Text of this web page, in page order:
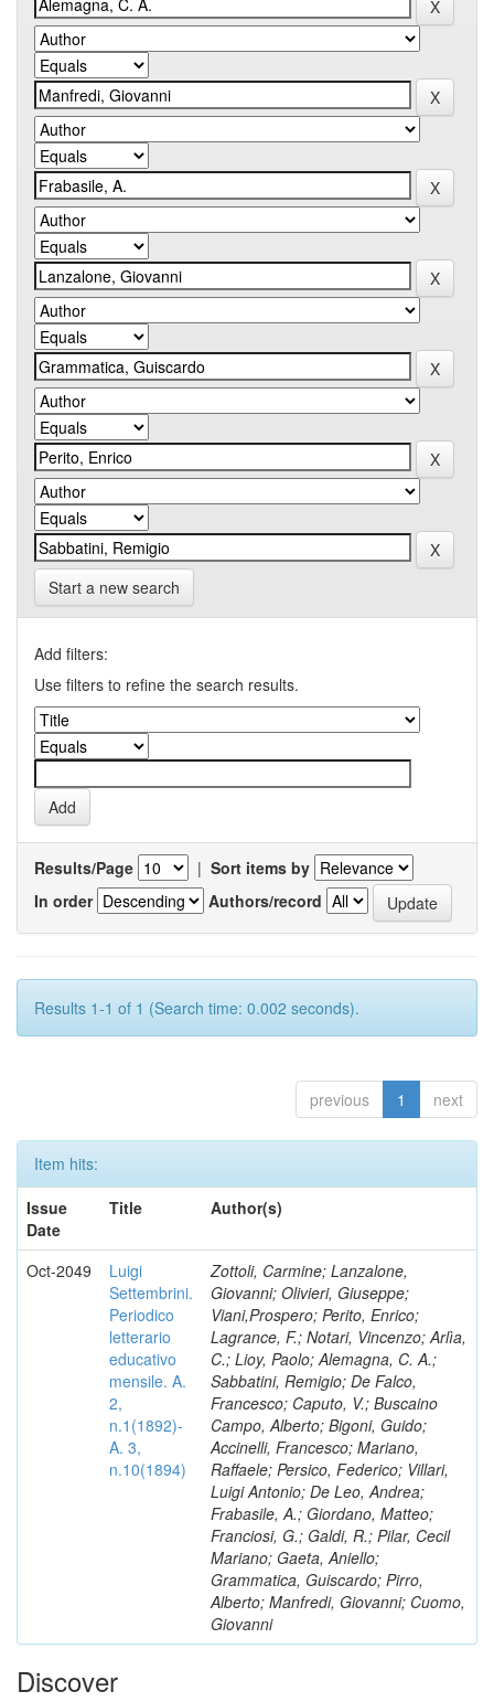
Start a new search
Add filters:
Use filters to refine the search results.
Results/Page | Sort items by
In order
Authors/record
Results 1-1 of 1 (Search time: 0.002 seconds).
previous 1 next
Item hits:
Issue
Date
Title Author(s)
Oct-2049
Luigi
Settembrini.
Periodico
letterario
educativo
mensile. A.
2,
n.1(1892)-
A. 3,
n.10(1894)
Zottoli, Carmine; Lanzalone,
Giovanni; Olivieri, Giuseppe;
Viani,Prospero; Perito, Enrico;
Lagrance, F.; Notari, Vincenzo; Arlìa,
C.; Lioy, Paolo; Alemagna, C. A.;
Sabbatini, Remigio; De Falco,
Francesco; Caputo, V.; Buscaino
Campo, Alberto; Bigoni, Guido;
Accinelli, Francesco; Mariano,
Raffaele; Persico, Federico; Villari,
Luigi Antonio; De Leo, Andrea;
Frabasile, A.; Giordano, Matteo;
Franciosi, G.; Galdi, R.; Pilar, Cecil
Mariano; Gaeta, Aniello;
Grammatica, Guiscardo; Pirro,
Alberto; Manfredi, Giovanni; Cuomo,
Giovanni
Discover